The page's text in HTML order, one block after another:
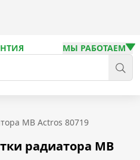
МЫ РАБОТАЕМ
MB Actros 80719
радиатора MB